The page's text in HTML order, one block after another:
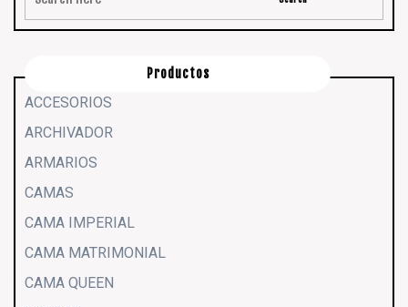
Productos
ACCESORIOS
ARCHIVADOR
ARMARIOS
CAMAS
CAMA IMPERIAL
CAMA MATRIMONIAL
CAMA QUEEN